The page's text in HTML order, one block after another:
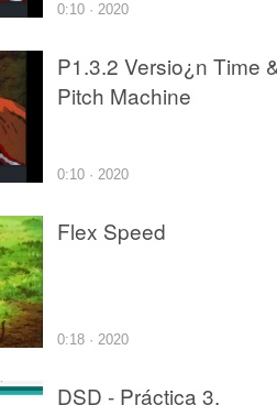
0:10 · 2020
P1.3.2 Versio¿n Time
Pitch Machine
0:10 · 2020
Flex Speed
0:18 · 2020
DSD - Práctica 3.